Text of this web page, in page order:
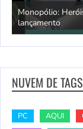
Monopólio:
lançamento
NUVEM DE TAGS
PC AQUI